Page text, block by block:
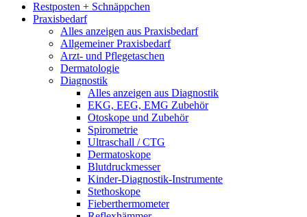
Restposten + Schnäppchen
Praxisbedarf
Alles anzeigen aus Praxisbedarf
Allgemeiner Praxisbedarf
Arzt- und Pflegetaschen
Dermatologie
Diagnostik
Alles anzeigen aus Diagnostik
EKG, EEG, EMG Zubehör
Otoskope und Zubehör
Spirometrie
Ultraschall / CTG
Dermatoskope
Blutdruckmesser
Kinder-Diagnostik-Instrumente
Stethoskope
Fieberthermometer